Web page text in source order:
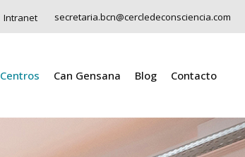
Intranet secretaria.bcn@cercledeconsciencia.com
Centros Can Gensana Blog Contacto